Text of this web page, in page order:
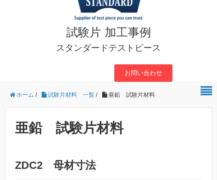
試験片 加工事例
スタンダードテストピース
お問い合わせ
ホーム / 試験片材料 一覧 / 亜鉛 試験片材料
亜鉛 試験片材料
ZDC2 母材寸法